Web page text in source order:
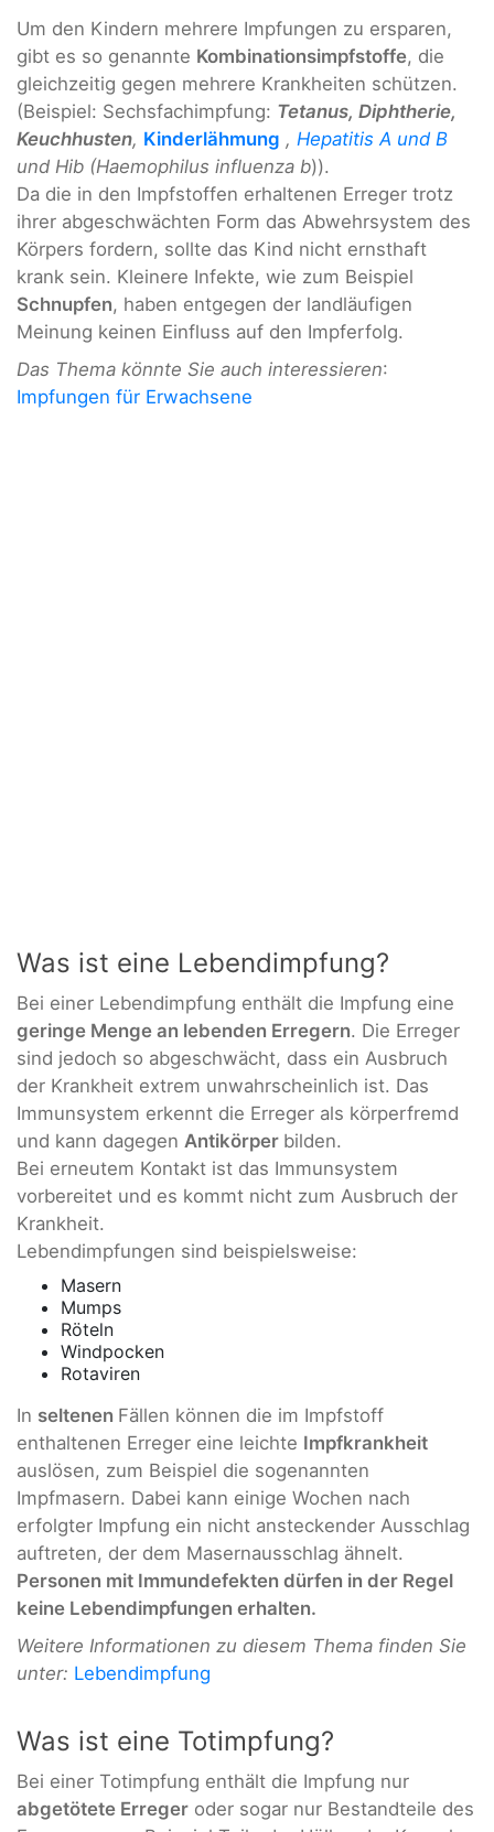
Um den Kindern mehrere Impfungen zu ersparen,
gibt es so genannte Kombinationsimpfstoffe, die
gleichzeitig gegen mehrere Krankheiten schützen.
(Beispiel: Sechsfachimpfung: Tetanus, Diphtherie,
Keuchhusten, Kinderlähmung , Hepatitis A und B
und Hib (Haemophilus influenza b)).
Da die in den Impfstoffen erhaltenen Erreger trotz
ihrer abgeschwächten Form das Abwehrsystem des
Körpers fordern, sollte das Kind nicht ernsthaft
krank sein. Kleinere Infekte, wie zum Beispiel
Schnupfen, haben entgegen der landläufigen
Meinung keinen Einfluss auf den Impferfolg.
Das Thema könnte Sie auch interessieren:
Impfungen für Erwachsene
Was ist eine Lebendimpfung?
Bei einer Lebendimpfung enthält die Impfung eine
geringe Menge an lebenden Erregern. Die Erreger
sind jedoch so abgeschwächt, dass ein Ausbruch
der Krankheit extrem unwahrscheinlich ist. Das
Immunsystem erkennt die Erreger als körperfremd
und kann dagegen Antikörper bilden.
Bei erneutem Kontakt ist das Immunsystem
vorbereitet und es kommt nicht zum Ausbruch der
Krankheit.
Lebendimpfungen sind beispielsweise:
Masern
Mumps
Röteln
Windpocken
Rotaviren
In seltenen Fällen können die im Impfstoff
enthaltenen Erreger eine leichte Impfkrankheit
auslösen, zum Beispiel die sogenannten
Impfmasern. Dabei kann einige Wochen nach
erfolgter Impfung ein nicht ansteckender Ausschlag
auftreten, der dem Masernausschlag ähnelt.
Personen mit Immundefekten dürfen in der Regel
keine Lebendimpfungen erhalten.
Weitere Informationen zu diesem Thema finden Sie
unter: Lebendimpfung
Was ist eine Totimpfung?
Bei einer Totimpfung enthält die Impfung nur
abgetötete Erreger oder sogar nur Bestandteile des